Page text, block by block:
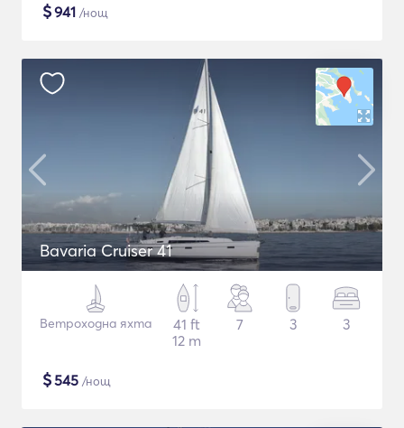
$941 /нощ
Bavaria Cruiser 41
Ветроходна яхта
41 ft
12 m
7 3 3
$545 /нощ